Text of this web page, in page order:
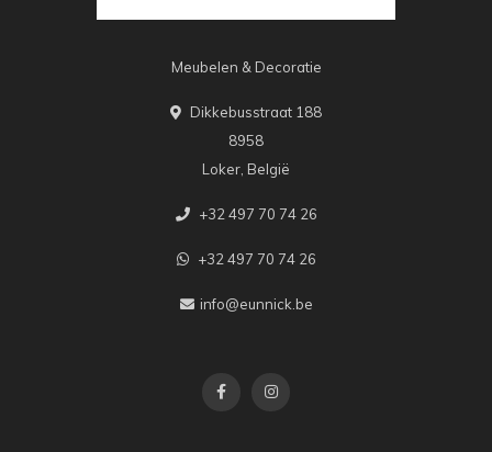
Meubelen & Decoratie
Dikkebusstraat 188
8958
Loker, België
+32 497 70 74 26
+32 497 70 74 26
info@eunnick.be